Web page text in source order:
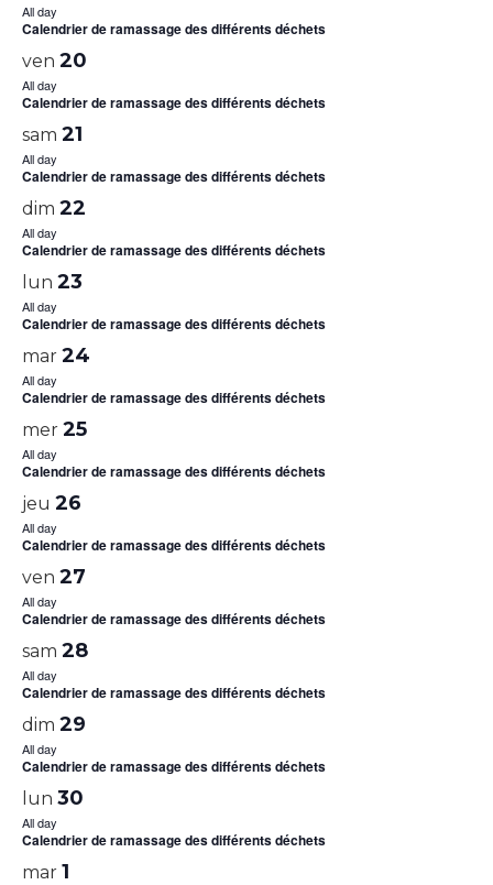
All day
Calendrier de ramassage des différents déchets
ven 20
All day
Calendrier de ramassage des différents déchets
sam 21
All day
Calendrier de ramassage des différents déchets
dim 22
All day
Calendrier de ramassage des différents déchets
lun 23
All day
Calendrier de ramassage des différents déchets
mar 24
All day
Calendrier de ramassage des différents déchets
mer 25
All day
Calendrier de ramassage des différents déchets
jeu 26
All day
Calendrier de ramassage des différents déchets
ven 27
All day
Calendrier de ramassage des différents déchets
sam 28
All day
Calendrier de ramassage des différents déchets
dim 29
All day
Calendrier de ramassage des différents déchets
lun 30
All day
Calendrier de ramassage des différents déchets
mar 1